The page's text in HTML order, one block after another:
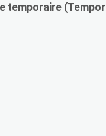
temporaire